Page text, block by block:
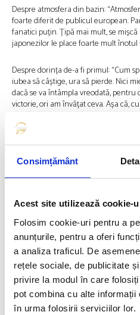
Consimțământ
Acest site utilizează cookie-
Folosim cookie-uri pentru a
anunțurile, pentru a oferi
a analiza traficul. De
rețele sociale, de publicitate
privire la modul în care
pot combina cu alte
în urma folosirii serviciilor lor.
Despre atmosfera din bazin:
foarte diferit de publicul european.
fanatici puțin. Țipă mai mult, se
japonezilor le place foarte mult înotul
Despre dorința de-a fi primul: “Cum
iubea să câștige, ura să pierde. Nici
dacă se va întâmpla vreodată, pentru
victorie, ori am învățat ceva. Așa că,
să mă deranjeze așa tare.”
Finala probei de 200 m liber este
Andreea Giucleaeste reporter
performanță și caută mereu să afle
gala AIPS Sport Media Awards 2020
Website Sportiv din 2022, decernat
România. Ea spunepovestidinsport
proaspete de la Campionatul Mondial
FOTO: FRNPM